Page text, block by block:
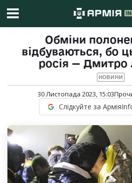
Обміни
відбуваються, бо
росія — Дмитро
НОВИНИ
30 Листопада 2023, 15:03
Слідкуйте за